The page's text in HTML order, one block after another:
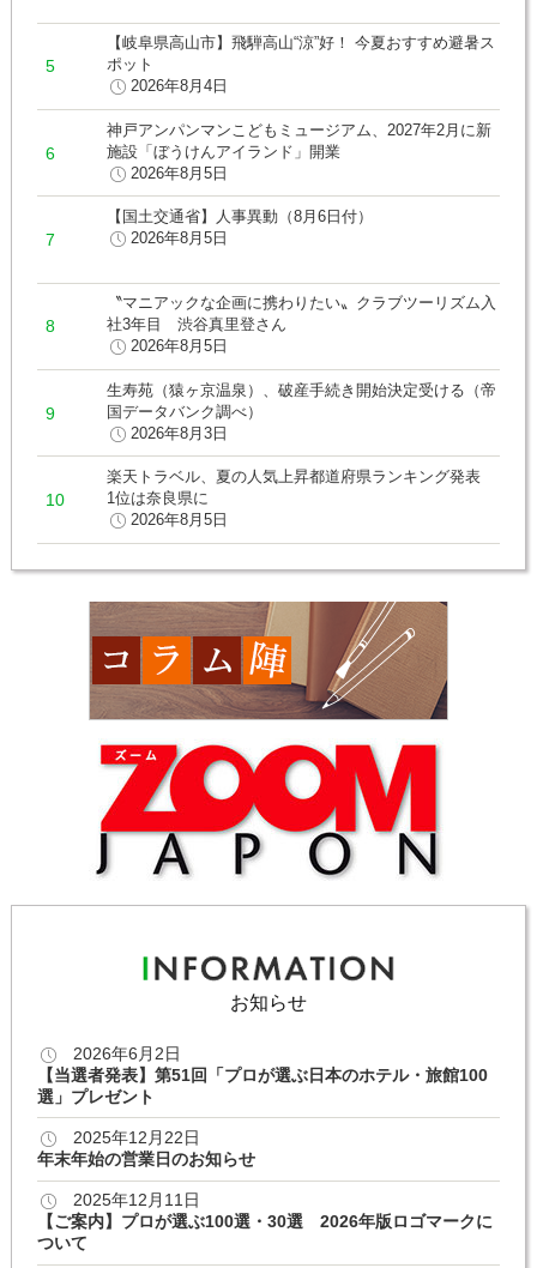
【岐阜県高山市】飛騨高山“涼”好！ 今夏おすすめ避暑ス
ポット
2026年8月4日
神戸アンパンマンこどもミュージアム、2027年2月に新
施設「ぼうけんアイランド」開業
2026年8月5日
【国土交通省】人事異動（8月6日付）
2026年8月5日
〝マニアックな企画に携わりたい〟クラブツーリズム入
社3年目 渋谷真里登さん
2026年8月5日
生寿苑（猿ヶ京温泉）、破産手続き開始決定受ける（帝
国データバンク調べ）
2026年8月3日
楽天トラベル、夏の人気上昇都道府県ランキング発表
1位は奈良県に
2026年8月5日
お知らせ
2026年6月2日
【当選者発表】第51回「プロが選ぶ日本のホテル・旅館100
選」プレゼント
2025年12月22日
年末年始の営業日のお知らせ
2025年12月11日
【ご案内】プロが選ぶ100選・30選 2026年版ロゴマークに
ついて